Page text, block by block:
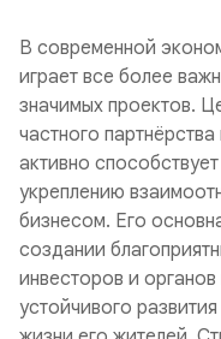
В современной
играет все более
значимых проектов.
частного
активно
укреплению
бизнесом. Его
создании
инвесторов и
устойчивого